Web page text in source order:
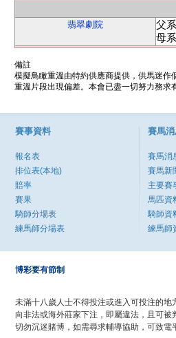
翡翠劇院
父
母
備註
模擬鳥瞰重溫由特約供應商提供，供馬迷
重溫片段出現偏差。本會已盡一切努力務求
賽事資料
報名表
排位表(本地)
賠率
賽果
騎師分場表
練馬師分場表
賽馬
賽馬消
賽馬新
主要賽
馬匹資
騎師資
練馬師
博彩要有節制
未滿十八歲人士不得投注或進入可投注的地
向非法或海外莊家下注，即屬違法，且可被
切勿沉迷賭博，如需尋求輔導協助，可致電